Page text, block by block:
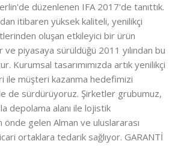
düzenlenen IFA 2017'de tanıttık.
itibaren yüksek kaliteli, yenilikçi
oluşan etkileyici bir ürün
piyasaya sürüldüğü 2011 yılından bu
Kurumsal tasarımımızda artık yenilikçi
ile müşteri kazanma hedefimizi
de sürdürüyoruz. Şirketler grubumuz,
depolama alanı ile lojistik
gelen Alman ve uluslararası
ortaklara tedarik sağlıyor. GARANTİ